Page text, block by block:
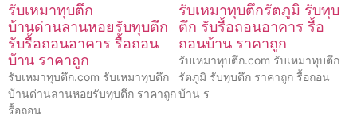
รับเหมาทุบตึก
บ้านด่านลานหอยรับทุบตึก
รับรื้อถอนอาคาร รื้อถอน
บ้าน ราคาถูก
รับเหมาทุบตึก.com รับเหมาทุบตึก
บ้านด่านลานหอยรับทุบตึก ราคาถูก
รื้อถอน
รับเหมาทุบตึกรัตภูมิ รับทุบ
ตึก รับรื้อถอนอาคาร รื้อ
ถอนบ้าน ราคาถูก
รับเหมาทุบตึก.com รับเหมาทุบตึก
รัตภูมิ รับทุบตึก ราคาถูก รื้อถอน
บ้าน ร